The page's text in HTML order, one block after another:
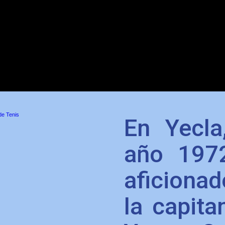
Tenis
En
año
la